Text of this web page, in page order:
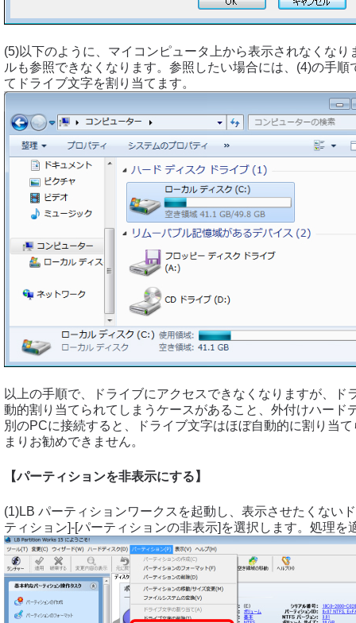
(5)以下のように、マイコンピュータ上から表示されなくなり
ルも参照できなくなります。参照したい場合には、(4)の手順
てドライブ文字を割り当てます。
以上の手順で、ドライブにアクセスできなくなりますが、ド
動的割り当てられてしまうケースがあること、外付けハード
別のPCに接続すると、ドライブ文字はほぼ自動的に割り当
まりお勧めできません。
【パーティションを非表示にする】
(1)LB パーティションワークスを起動し、表示させたくない
ティション]-[パーティションの非表示]を選択します。処理を